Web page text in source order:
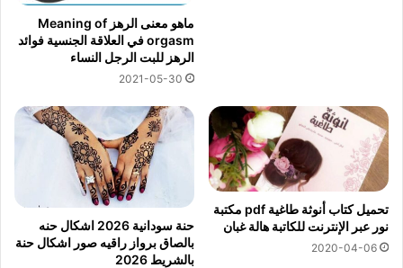
ماهو معنى الرهز Meaning of
orgasm في العلاقة الجنسية فوائد
الرهز للبت الرجل النساء
2021-05-30
تحميل كتاب أنوثة طاغية pdf مكتبة
نور عبر الإنترنت للكاتبة هالة غبان
2020-04-06
حنة سودانية 2026 اشكال حنه
بالصاق برواز راقيه صور اشكال حنة
بالشريط 2026